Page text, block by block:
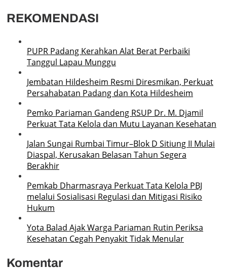
REKOMENDASI
PUPR Padang Kerahkan Alat Berat Perbaiki
Tanggul Lapau Munggu
Jembatan Hildesheim Resmi Diresmikan, Perkuat
Persahabatan Padang dan Kota Hildesheim
Pemko Pariaman Gandeng RSUP Dr. M. Djamil
Perkuat Tata Kelola dan Mutu Layanan Kesehatan
Jalan Sungai Rumbai Timur–Blok D Sitiung II Mulai
Diaspal, Kerusakan Belasan Tahun Segera
Berakhir
Pemkab Dharmasraya Perkuat Tata Kelola PBJ
melalui Sosialisasi Regulasi dan Mitigasi Risiko
Hukum
Yota Balad Ajak Warga Pariaman Rutin Periksa
Kesehatan Cegah Penyakit Tidak Menular
Komentar